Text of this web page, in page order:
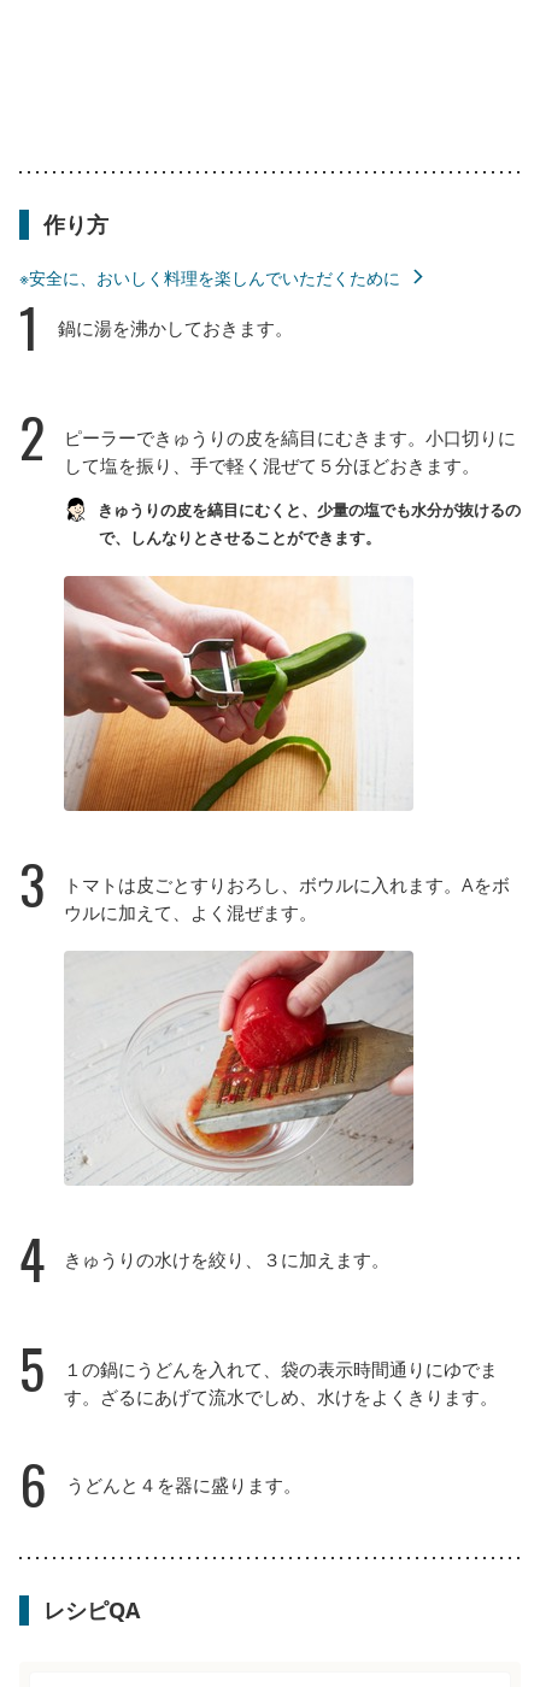
作り方
※安全に、おいしく料理を楽しんでいただくために
1 鍋に湯を沸かしておきます。
2
ピーラーできゅうりの皮を縞目にむきます。小口切りに
して塩を振り、手で軽く混ぜて５分ほどおきます。
きゅうりの皮を縞目にむくと、少量の塩でも水分が抜けるの
で、しんなりとさせることができます。
3
トマトは皮ごとすりおろし、ボウルに入れます。Aをボ
ウルに加えて、よく混ぜます。
4 きゅうりの水けを絞り、３に加えます。
5
１の鍋にうどんを入れて、袋の表示時間通りにゆでま
す。ざるにあげて流水でしめ、水けをよくきります。
6 うどんと４を器に盛ります。
レシピQA